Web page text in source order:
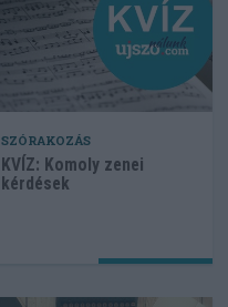
SZÓRAKOZÁS
KVÍZ: Komoly zenei
kérdések